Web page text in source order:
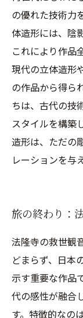
の優れた技術力
体造形には、陰
これにより作品
現代の立体造形
の作品から得ら
ちは、古代の技
スタイルを構築
造形は、ただの
レーションを与
旅の終わり：
法隆寺の救世観
どまらず、日本
示す重要な作品
代の感性が融合
す。特徴的なの